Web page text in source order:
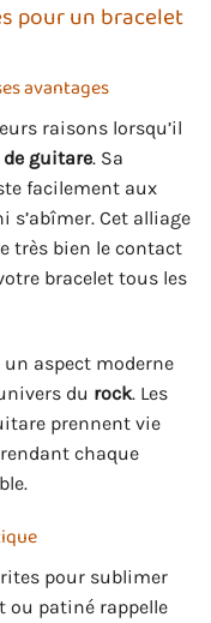
pour un bracelet
avantages
raisons lorsqu’il
guitare. Sa
facilement aux
Cet alliage
très bien le contact
bracelet tous les
un aspect moderne
du rock. Les
prennent vie
chaque
pour sublimer
ou patiné rappelle